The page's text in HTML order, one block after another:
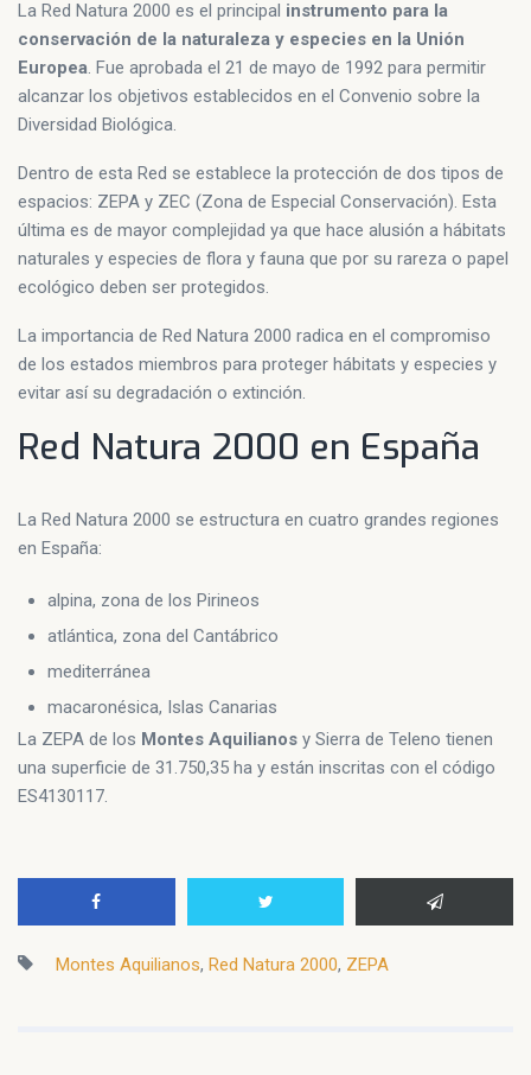
La Red Natura 2000 es el principal instrumento para la
conservación de la naturaleza y especies en la Unión
Europea. Fue aprobada el 21 de mayo de 1992 para permitir
alcanzar los objetivos establecidos en el Convenio sobre la
Diversidad Biológica.
Dentro de esta Red se establece la protección de dos tipos de
espacios: ZEPA y ZEC (Zona de Especial Conservación). Esta
última es de mayor complejidad ya que hace alusión a hábitats
naturales y especies de flora y fauna que por su rareza o papel
ecológico deben ser protegidos.
La importancia de Red Natura 2000 radica en el compromiso
de los estados miembros para proteger hábitats y especies y
evitar así su degradación o extinción.
Red Natura 2000 en España
La Red Natura 2000 se estructura en cuatro grandes regiones
en España:
alpina, zona de los Pirineos
atlántica, zona del Cantábrico
mediterránea
macaronésica, Islas Canarias
La ZEPA de los Montes Aquilianos y Sierra de Teleno tienen
una superficie de 31.750,35 ha y están inscritas con el código
ES4130117.
Montes Aquilianos, Red Natura 2000, ZEPA